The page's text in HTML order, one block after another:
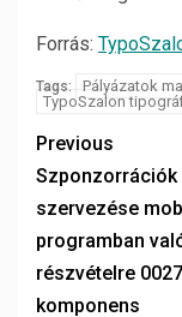
Forrás:
Tags: Pályázatok
TypoSzalon
Previous
Szponzorrációk
szervezése
programban
részvételre
komponens